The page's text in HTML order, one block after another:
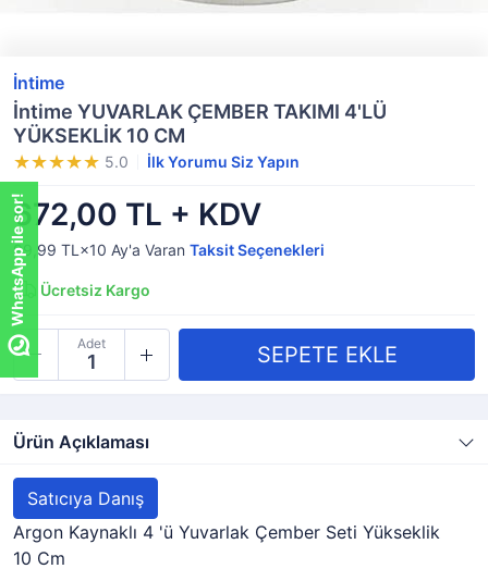
İntime
İntime YUVARLAK ÇEMBER TAKIMI 4'LÜ
YÜKSEKLİK 10 CM
5.0 İlk Yorumu Siz Yapın
672,00 TL + KDV
99,99 TL×10 Ay'a Varan Taksit Seçenekleri
Ücretsiz Kargo
Adet
Ürün Açıklaması
Satıcıya Danış
Argon Kaynaklı 4 'ü Yuvarlak Çember Seti Yükseklik
10 Cm
WhatsApp ile sor!